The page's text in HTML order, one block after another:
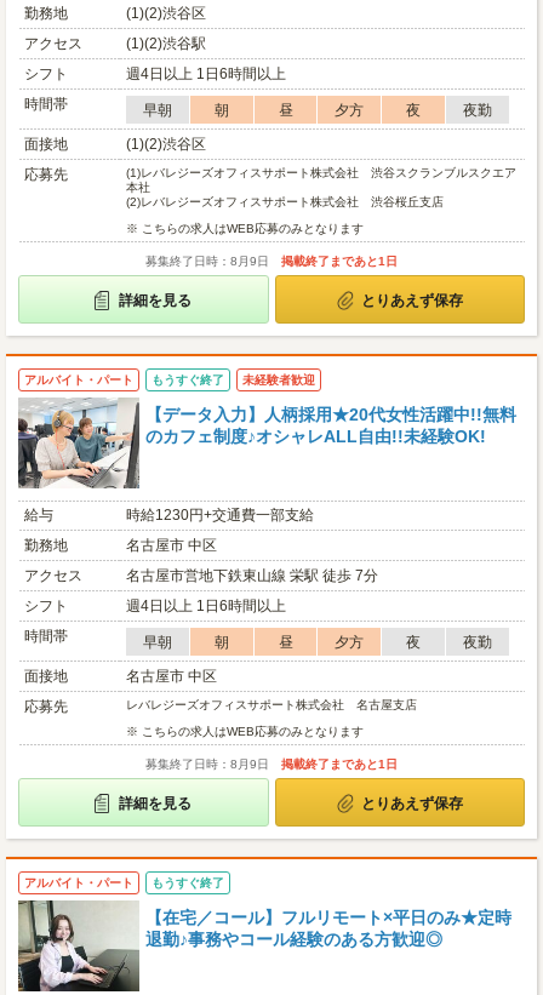
勤務地
(1)(2)渋谷区
アクセス
(1)(2)渋谷駅
シフト
週4日以上 1日6時間以上
時間帯
早朝 朝 昼 夕方 夜
夜勤
面接地
(1)(2)渋谷区
応募先
(1)レバレジーズオフィスサポート株式会社 渋谷スクランブルスクエア
本社
(2)レバレジーズオフィスサポート株式会社 渋谷桜丘支店
※ こちらの求人はWEB応募のみとなります
募集終了日時：8月9日 掲載終了まであと1日
詳細を見る とりあえず保存
アルバイト・パート もうすぐ終了 未経験者歓迎
【データ入力】人柄採用★20代女性活躍中!!無料
のカフェ制度♪オシャレALL自由!!未経験OK!
給与
時給1230円+交通費一部支給
勤務地
名古屋市 中区
アクセス
名古屋市営地下鉄東山線 栄駅 徒歩 7分
シフト
週4日以上 1日6時間以上
時間帯
早朝 朝 昼 夕方 夜
夜勤
面接地
名古屋市 中区
応募先
レバレジーズオフィスサポート株式会社 名古屋支店
※ こちらの求人はWEB応募のみとなります
募集終了日時：8月9日 掲載終了まであと1日
詳細を見る とりあえず保存
アルバイト・パート もうすぐ終了
【在宅／コール】フルリモート×平日のみ★定時
退勤♪事務やコール経験のある方歓迎◎